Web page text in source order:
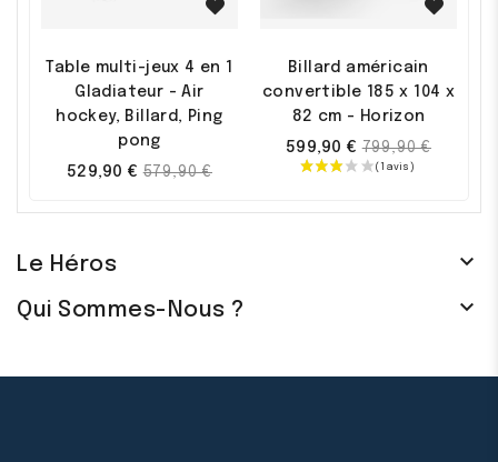
Table multi-jeux 4 en 1
Gladiateur - Air
hockey, Billard, Ping
pong
529,90 € Prix
579,90 €
Promo !
Billard américain
convertible 185 x 104 x
82 cm - Horizon
599,90 € Prix
de
799,90 €
Le Héros 
Qui Sommes-Nous ? 